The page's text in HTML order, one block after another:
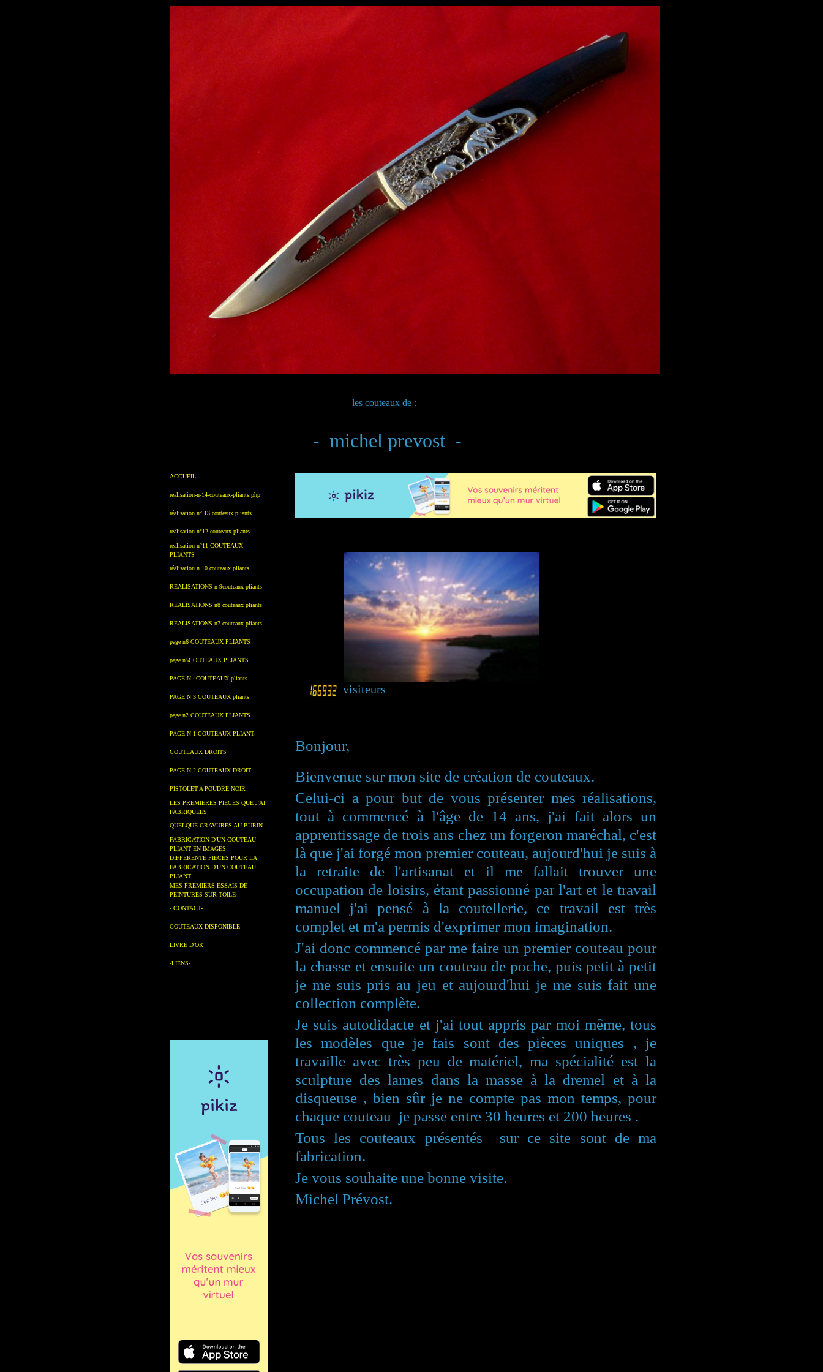
les couteaux de :
- michel prevost -
ACCUEIL
realisation-n-14-couteaux-pliants.php
réalisation n° 13 couteaux pliants
réalisation n°12 couteaux pliants
realisation n°11 COUTEAUX
PLIANTS
réalisation n 10 couteaux pliants
REALISATIONS n 9couteaux pliants
REALISATIONS n8 couteaux pliants
REALISATIONS n7 couteaux pliants
page n6 COUTEAUX PLIANTS
page n5COUTEAUX PLIANTS
PAGE N 4COUTEAUX pliants
PAGE N 3 COUTEAUX pliants
page n2 COUTEAUX PLIANTS
PAGE N 1 COUTEAUX PLIANT
COUTEAUX DROITS
PAGE N 2 COUTEAUX DROIT
PISTOLET A POUDRE NOIR
LES PREMIERES PIECES QUE J'AI
FABRIQUEES
QUELQUE GRAVURES AU BURIN
FABRICATION D'UN COUTEAU
PLIANT EN IMAGES
DIFFERENTE PIECES POUR LA
FABRICATION D'UN COUTEAU
PLIANT
MES PREMIERS ESSAIS DE
PEINTURES SUR TOILE
- CONTACT-
COUTEAUX DISPONIBLE
LIVRE D'OR
-LIENS-
visiteurs
Bonjour,
Bienvenue sur mon site de création de couteaux.
Celui-ci a pour but de vous présenter mes réalisations,
tout à commencé à l'âge de 14 ans, j'ai fait alors un
apprentissage de trois ans chez un forgeron maréchal, c'est
là que j'ai forgé mon premier couteau, aujourd'hui je suis à
la retraite de l'artisanat et il me fallait trouver une
occupation de loisirs, étant passionné par l'art et le travail
manuel j'ai pensé à la coutellerie, ce travail est très
complet et m'a permis d'exprimer mon imagination.
J'ai donc commencé par me faire un premier couteau pour
la chasse et ensuite un couteau de poche, puis petit à petit
je me suis pris au jeu et aujourd'hui je me suis fait une
collection complète.
Je suis autodidacte et j'ai tout appris par moi même, tous
les modèles que je fais sont des pièces uniques , je
travaille avec très peu de matériel, ma spécialité est la
sculpture des lames dans la masse à la dremel et à la
disqueuse , bien sûr je ne compte pas mon temps, pour
chaque couteau je passe entre 30 heures et 200 heures .
Tous les couteaux présentés sur ce site sont de ma
fabrication.
Je vous souhaite une bonne visite.
Michel Prévost.